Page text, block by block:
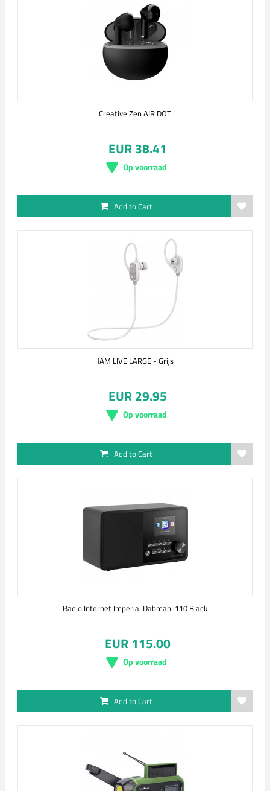
Creative Zen AIR DOT
EUR 38.41
Op voorraad
Add to Cart
JAM LIVE LARGE - Grijs
EUR 29.95
Op voorraad
Add to Cart
Radio Internet Imperial Dabman i110 Black
EUR 115.00
Op voorraad
Add to Cart